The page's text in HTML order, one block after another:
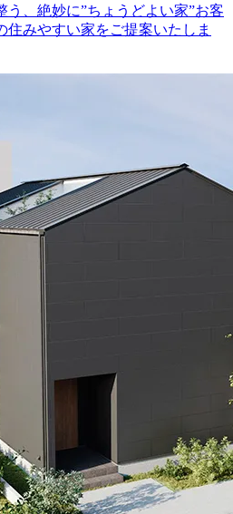
、絶妙に”ちょうどよい家”お客
住みやすい家をご提案いたしま